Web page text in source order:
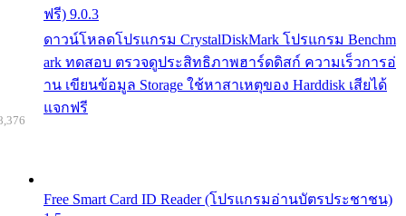
ฟรี) 9.0.3
ดาวน์โหลดโปรแกรม CrystalDiskMark โปรแกรม Benchm
ark ทดสอบ ตรวจดูประสิทธิภาพฮาร์ดดิสก์ ความเร็วการอ่
าน เขียนข้อมูล Storage ใช้หาสาเหตุของ Harddisk เสียได้
แจกฟรี
Free Smart Card ID Reader (โปรแกรมอ่านบัตรประชาชน)